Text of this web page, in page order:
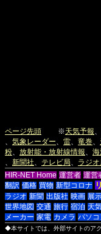
ページ先頭 ※天気予報
気象レーダー 雷 竜巻
粉
放射能・放射線情報 海
新聞社 テレビ局 ラジオ
HIR-NET Home 運営者 運営
翻訳 価格 買物 新型コロナ
ラジオ 新聞 出版社 映画 展
世界地図 交通 旅行 宿泊 天
メーカー 家電 カメラ パソコ
◆本サイトでは、外部サイトのア